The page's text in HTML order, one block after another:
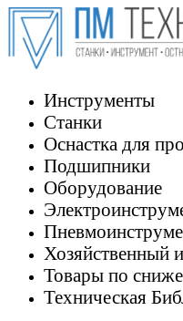
Инструменты
Станки
Оснастка для
Подшипники
Оборудование
Хозяйственный
Товары по
Техническая